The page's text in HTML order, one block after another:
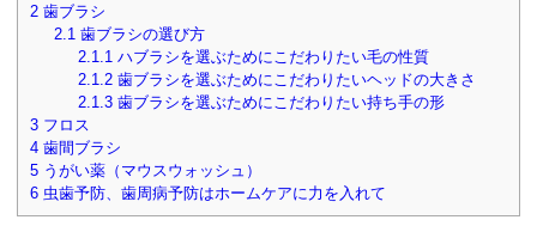
2 歯ブラシ
2.1 歯ブラシの選び方
2.1.1 ハブラシを選ぶためにこだわりたい毛の性質
2.1.2歯ブラシを選ぶためにこだわりたいヘッドの大きさ
2.1.3歯ブラシを選ぶためにこだわりたい持ち手の形
3 フロス
4 歯間ブラシ
5 うがい薬（マウスウォッシュ）
6 虫歯予防、歯周病予防はホームケアに力を入れて